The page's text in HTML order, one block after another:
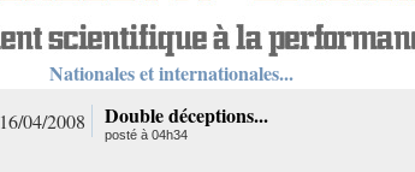
Nationales et internationales...
16/04/2008 Double déceptions...
posté à 04h34